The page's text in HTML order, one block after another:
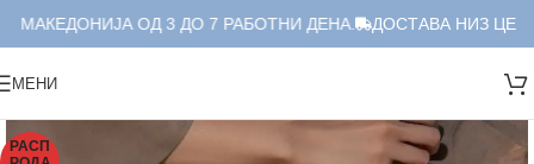
МАКЕДОНИЈА ОД 3 ДО 7 РАБОТНИ ДЕНА. ДОСТАВА НИЗ ЦЕЛА
МЕНИ
РАСП